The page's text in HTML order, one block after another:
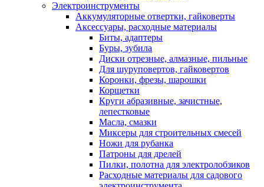
Электроинструменты
Аккумуляторные отвертки, гайковерты
Аксессуары, расходные материалы
Биты, адаптеры
Буры, зубила
Диски отрезные, алмазные, пильные
Для шуруповертов, гайковертов
Коронки, фрезы, шарошки
Корщетки
Круги абразивные, зачистные,
лепестковые
Масла, смазки
Миксеры для строительных смесей
Ножи для рубанка
Патроны для дрелей
Пилки, полотна для электролобзиков
Расходные материалы для садового